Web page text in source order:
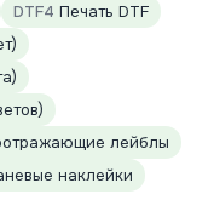
DTF4 Печать DTF
лейблы
наклейки